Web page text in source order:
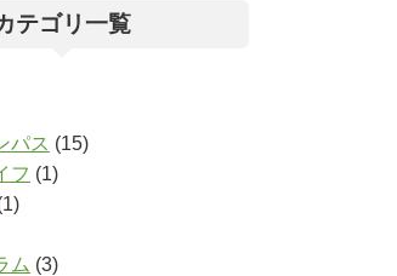
テゴリ一覧
パス (15)
フ (1)
ム (3)